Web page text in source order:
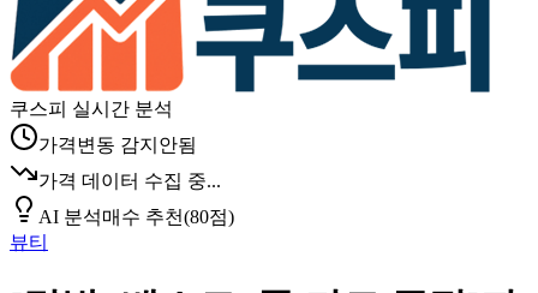
쿠스피 실시간 분석
가격변동 감지안됨
가격 데이터 수집 중...
AI 분석매수 추천(80점)
뷰티